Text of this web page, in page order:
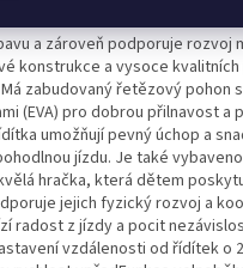
a zároveň podporuje rozvoj
konstrukce a vysoce
zabudovaný řetězový pohon
(EVA) pro dobrou přilnavost a
umožňují pevný úchop a
jízdu. Je také
hračka, která dětem
jejich fyzický rozvoj a
radost z jízdy a pocit
vzdálenosti od řídítek o